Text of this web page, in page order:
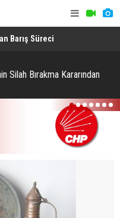
Barış Süreci
Silah Bırakma Kararından
1 2 3 4 5 6 7